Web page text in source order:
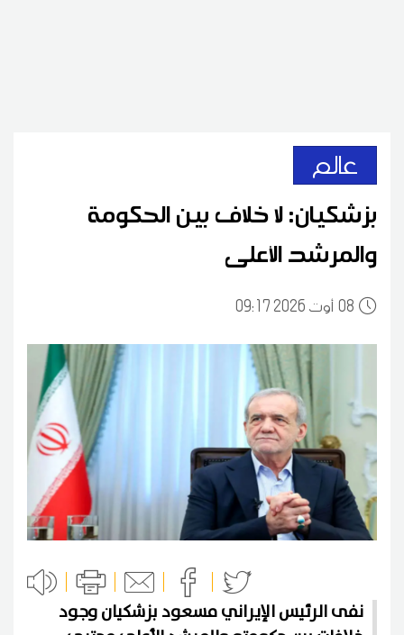
عالم
بزشكيان: لا خلاف بين الحكومة
والمرشد الأعلى
0809:17 2026 أوت
نفى الرئيس الإيراني مسعود بزشكيان وجود